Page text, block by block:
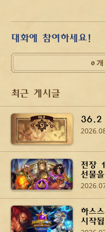
대화에 참여하세요!
0 개
최근 게시글
36.2
전장
선물
하스
시작